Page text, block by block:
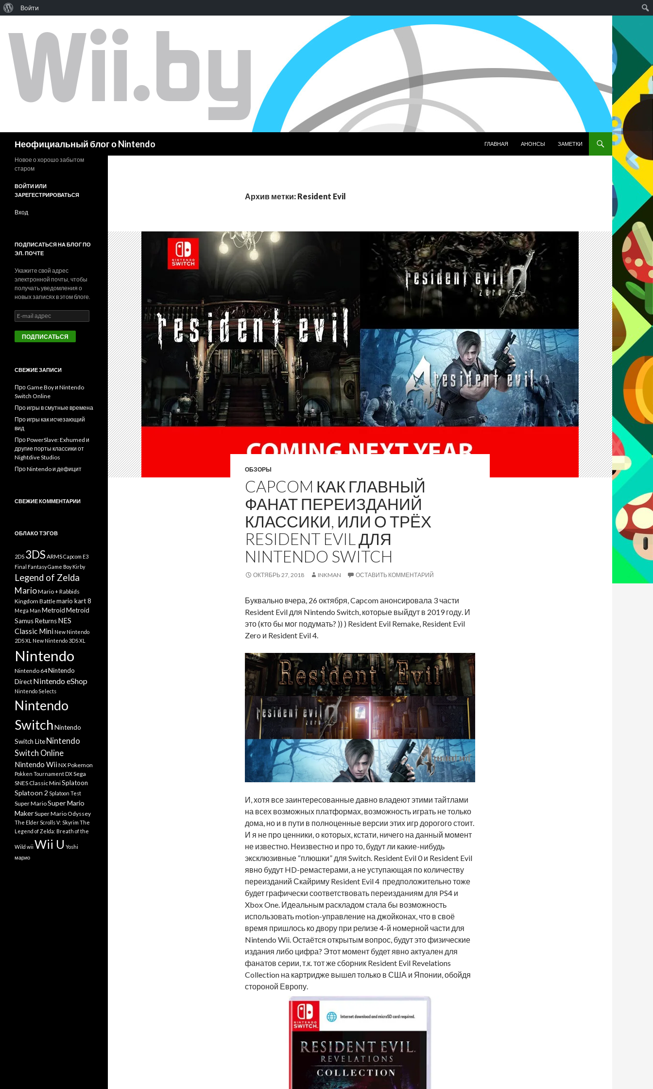
Неофициальный блог о Nintendo
ГЛАВНАЯ
АНОНСЫ ЗАМЕТКИ
Архив метки: Resident Evil
ОБЗОРЫ
CAPCOM КАК ГЛАВНЫЙ
ФАНАТ ПЕРЕИЗДАНИЙ
КЛАССИКИ, ИЛИ О ТРЁХ
RESIDENT EVIL ДЛЯ
NINTENDO SWITCH
ОКТЯБРЬ 27, 2018 INKMAN ОСТАВИТЬ КОММЕНТАРИЙ
Буквально вчера, 26 октября, Capcom анонсировала 3 части
Resident Evil для Nintendo Switch, которые выйдут в 2019 году. И
это (кто бы мог подумать? )) ) Resident Evil Remake, Resident Evil
Zero и Resident Evil 4.
И, хотя все заинтересованные давно владеют этими тайтлами
на всех возможных платформах, возможность играть не только
дома, но и в пути в полноценные версии этих игр дорогого стоит.
И я не про ценники, о которых, кстати, ничего на данный момент
не известно. Неизвестно и про то, будут ли какие-нибудь
эксклюзивные “плюшки” для Switch. Resident Evil 0 и Resident Evil
явно будут HD-ремастерами, а не уступающая по количеству
переизданий Скайриму Resident Evil 4 предположительно тоже
будет графически соответствовать переизданиям для PS4 и
Xbox One. Идеальным раскладом стала бы возможность
использовать motion-управление на джойконах, что в своё
время пришлось ко двору при релизе 4-й номерной части для
Nintendo Wii. Остаётся открытым вопрос, будут это физические
издания либо цифра? Этот момент будет явно актуален для
фанатов серии, т.к. тот же сборник Resident Evil Revelations
Collection на картридже вышел только в США и Японии, обойдя
стороной Европу.
Новое о хорошо забытом
старом
ВОЙТИ ИЛИ
ЗАРЕГЕСТРИРОВАТЬСЯ
Вход
ПОДПИСАТЬСЯ НА БЛОГ ПО
ЭЛ. ПОЧТЕ
Укажите свой адрес
электронной почты, чтобы
получать уведомления о
новых записях в этом блоге.
E
-
m
a
а
р
е
СВЕЖИЕ ЗАПИСИ
Про Game Boy и Nintendo
Switch Online
Про игры в смутные времена
Про игры как исчезающий
вид
Про PowerSlave: Exhumed и
другие порты классики от
Nightdive Studios
Про Nintendo и дефицит
СВЕЖИЕ КОММЕНТАРИИ
ОБЛАКО ТЭГОВ
2DS 3DS ARMSCapcom E3
Final FantasyGame Boy Kirby
Legend of Zelda
MarioMario + Rabbids
Kingdom Battlemario kart 8
Mega Man MetroidMetroid
Samus ReturnsNES
Classic Mini New Nintendo
2DS XL New Nintendo 3DS XL
Nintendo
Nintendo 64Nintendo
DirectNintendo eShop
Nintendo Selects
Nintendo
SwitchNintendo
Switch LiteNintendo
Switch Online
Nintendo WiiNXPokemon
Pokken Tournament DXSega
SNES Classic MiniSplatoon
Splatoon 2 Splatoon Test
Super MarioSuper Mario
MakerSuper Mario Odyssey
The Elder Scrolls V: Skyrim The
Legend of Zelda: Breath of the
Wild wii Wii U Yoshi
марио
Войти